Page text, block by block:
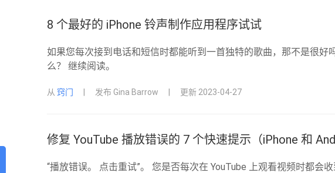
8 个最好的 iPhone 铃声制作应用程序试试
如果您每次接到电话和短信时都能听到一首独特的歌曲，那不是很好
么？ 继续阅读。
从 窍门 发布 Gina Barrow 更新 2023-04-27
修复 YouTube 播放错误的 7 个快速提示（iPhone 和
“播放错误。 点击重试”。 您是否每次在 YouTube 上观看视频时都会